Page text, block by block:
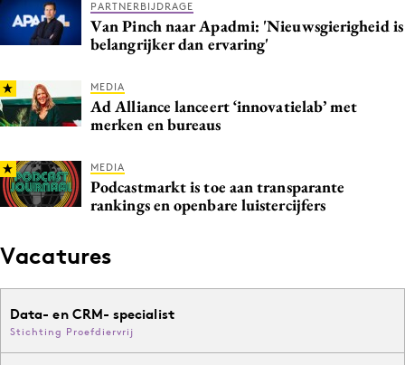
PARTNERBIJDRAGE
Van Pinch naar Apadmi: 'Nieuwsgierigheid is
belangrijker dan ervaring'
MEDIA
Ad Alliance lanceert ‘innovatielab’ met
merken en bureaus
MEDIA
Podcastmarkt is toe aan transparante
rankings en openbare luistercijfers
Vacatures
Data- en CRM- specialist
Stichting Proefdiervrij